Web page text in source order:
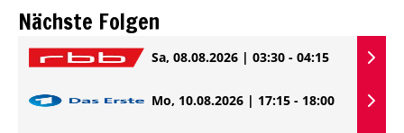
Nächste Folgen
Sa, 08.08.2026 | 03:30 - 04:15
Mo, 10.08.2026 | 17:15 - 18:00